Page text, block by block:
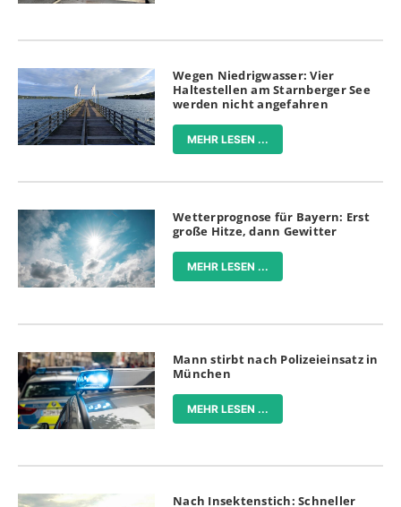
Wegen Niedrigwasser: Vier
Haltestellen am Starnberger See
werden nicht angefahren
MEHR LESEN ...
Wetterprognose für Bayern: Erst
große Hitze, dann Gewitter
MEHR LESEN ...
Mann stirbt nach Polizeieinsatz in
München
MEHR LESEN ...
Nach Insektenstich: Schneller